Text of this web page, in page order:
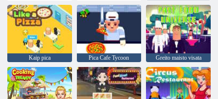
Kaip pica Pica Cafe Tycoon Greito maisto visata